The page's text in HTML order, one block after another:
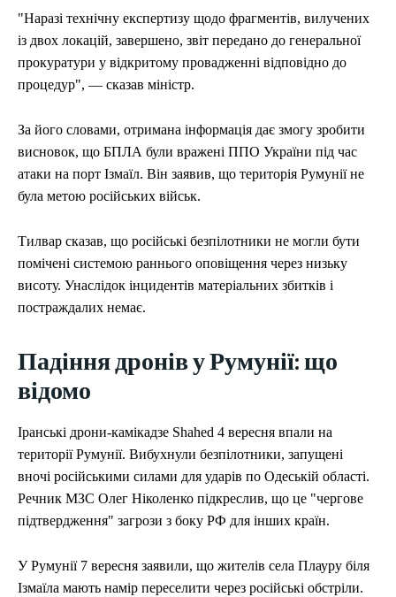
"Наразі технічну експертизу щодо фрагментів, вилучених
із двох локацій, завершено, звіт передано до генеральної
прокуратури у відкритому провадженні відповідно до
процедур", — сказав міністр.
За його словами, отримана інформація дає змогу зробити
висновок, що БПЛА були вражені ППО України під час
атаки на порт Ізмаїл. Він заявив, що територія Румунії не
була метою російських військ.
Тилвар сказав, що російські безпілотники не могли бути
помічені системою раннього оповіщення через низьку
висоту. Унаслідок інцидентів матеріальних збитків і
постраждалих немає.
Падіння дронів у Румунії: що
відомо
Іранські дрони-камікадзе Shahed 4 вересня впали на
території Румунії. Вибухнули безпілотники, запущені
вночі російськими силами для ударів по Одеській області.
Речник МЗС Олег Ніколенко підкреслив, що це "чергове
підтвердження" загрози з боку РФ для інших країн.
У Румунії 7 вересня заявили, що жителів села Плауру біля
Ізмаїла мають намір переселити через російські обстріли.